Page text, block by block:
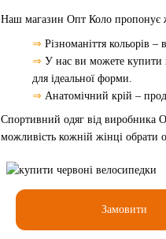
Наш магазин Опт Коло пропонує
⇒ Різноманіття кольорів
⇒ У нас ви можете купити
для ідеальної форми.
⇒ Анатомічний крій –
Спортивний одяг від виробника
можливість кожній жінці обрати
Замовити